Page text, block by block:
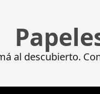
al descubierto.